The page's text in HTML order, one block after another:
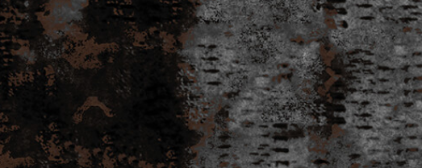
Urejanje fotografij izdelka Urejanje fotografij nakita Podatki za usposabljanje AI